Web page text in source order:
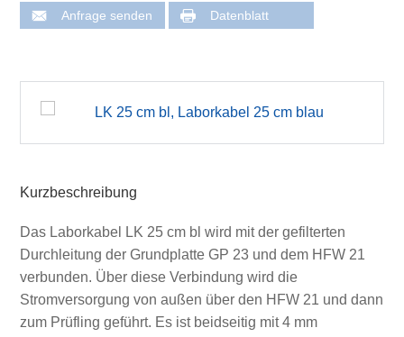
Anfrage senden Datenblatt
Kurzbeschreibung
Das Laborkabel LK 25 cm bl wird mit der gefilterten
Durchleitung der Grundplatte GP 23 und dem HFW 21
verbunden. Über diese Verbindung wird die
Stromversorgung von außen über den HFW 21 und dann
zum Prüfling geführt. Es ist beidseitig mit 4 mm